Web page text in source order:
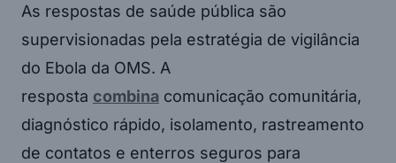
As respostas de saúde pública são
supervisionadas pela estratégia de vigilância
do Ebola da OMS. A
resposta combina comunicação comunitária,
diagnóstico rápido, isolamento, rastreamento
de contatos e enterros seguros para